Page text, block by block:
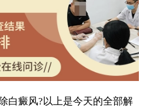
癜风?以上是今天的全部解